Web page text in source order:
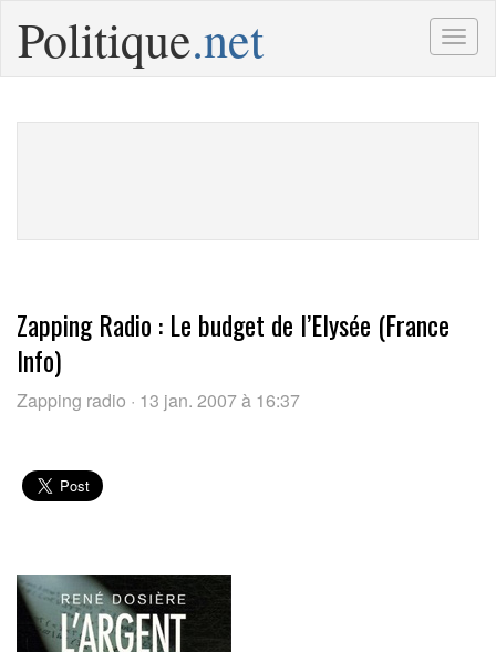
Politique.net
Zapping Radio : Le budget de l’Elysée (France
Info)
Zapping radio · 13 jan. 2007 à 16:37